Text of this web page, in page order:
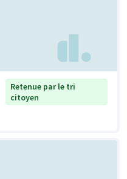
Retenue par le tri
citoyen